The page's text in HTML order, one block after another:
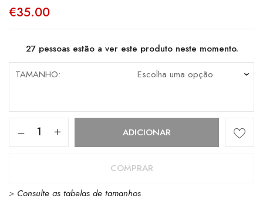
€35.00
27 pessoas estão a ver este produto neste momento.
TAMANHO
Quantidade
Timberland
ADICIONAR
COMPRAR
> Consulte as tabelas de tamanhos